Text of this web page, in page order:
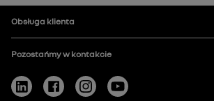
Obsługa klienta
Pozostańmy w kontakcie